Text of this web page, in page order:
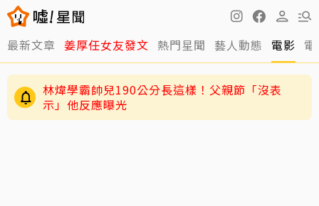
最新文章 姜厚任女友發文 熱門星聞 藝人動態 電影
林煒學霸帥兒190公分長這樣！父親節「沒表
示」他反應曝光